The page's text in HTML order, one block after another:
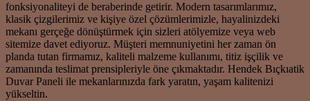
fonksiyonaliteyi de beraberinde getirir. Modern tasarımlarımız,
klasik çizgilerimiz ve kişiye özel çözümlerimizle, hayalinizdeki
mekanı gerçeğe dönüştürmek için sizleri atölyemize veya web
sitemize davet ediyoruz. Müşteri memnuniyetini her zaman ön
planda tutan firmamız, kaliteli malzeme kullanımı, titiz işçilik ve
zamanında teslimat prensipleriyle öne çıkmaktadır. Hendek Bıçkıatik
Duvar Paneli ile mekanlarınızda fark yaratın, yaşam kalitenizi
yükseltin.